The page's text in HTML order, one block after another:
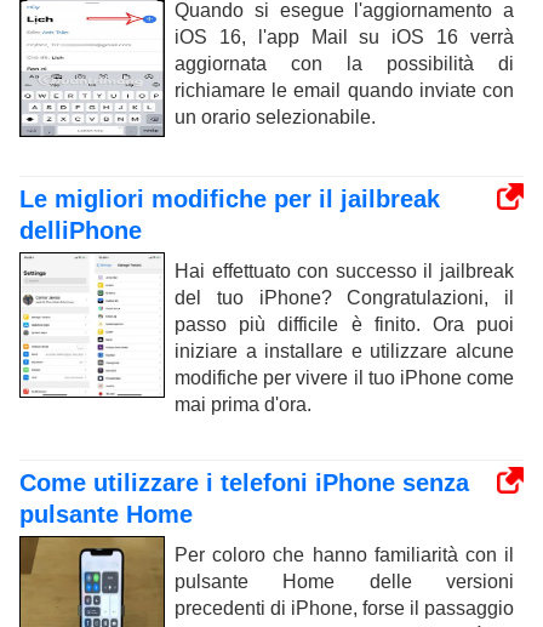
Quando si esegue l'aggiornamento a
iOS 16, l'app Mail su iOS 16 verrà
aggiornata con la possibilità di
richiamare le email quando inviate con
un orario selezionabile.
Le migliori modifiche per il jailbreak
delliPhone
Hai effettuato con successo il jailbreak
del tuo iPhone? Congratulazioni, il
passo più difficile è finito. Ora puoi
iniziare a installare e utilizzare alcune
modifiche per vivere il tuo iPhone come
mai prima d'ora.
Come utilizzare i telefoni iPhone senza
pulsante Home
Per coloro che hanno familiarità con il
pulsante Home delle versioni
precedenti di iPhone, forse il passaggio